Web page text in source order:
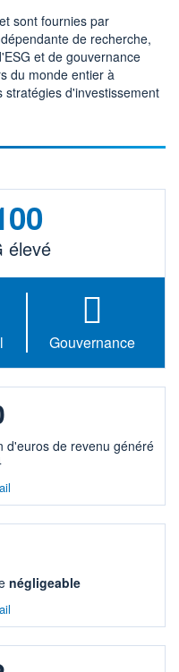
ÉCHANGE
/ 17:35:12
À LA
ESG
sont fournies par
de recherche,
et de gouvernance
du monde entier à
d'investissement
élevé
Gouvernance
d'euros de revenu généré
négligeable